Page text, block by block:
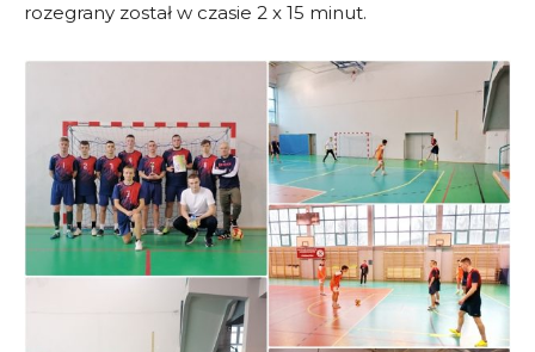
rozegrany został w czasie 2 x 15 minut.